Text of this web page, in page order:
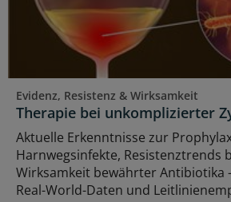
Evidenz, Resistenz & Wirksamkeit
Therapie bei unkomplizierter
Aktuelle Erkenntnisse zur
Harnwegsinfekte, Resistenztrends
Wirksamkeit bewährter Antibiotika
Real-World-Daten und